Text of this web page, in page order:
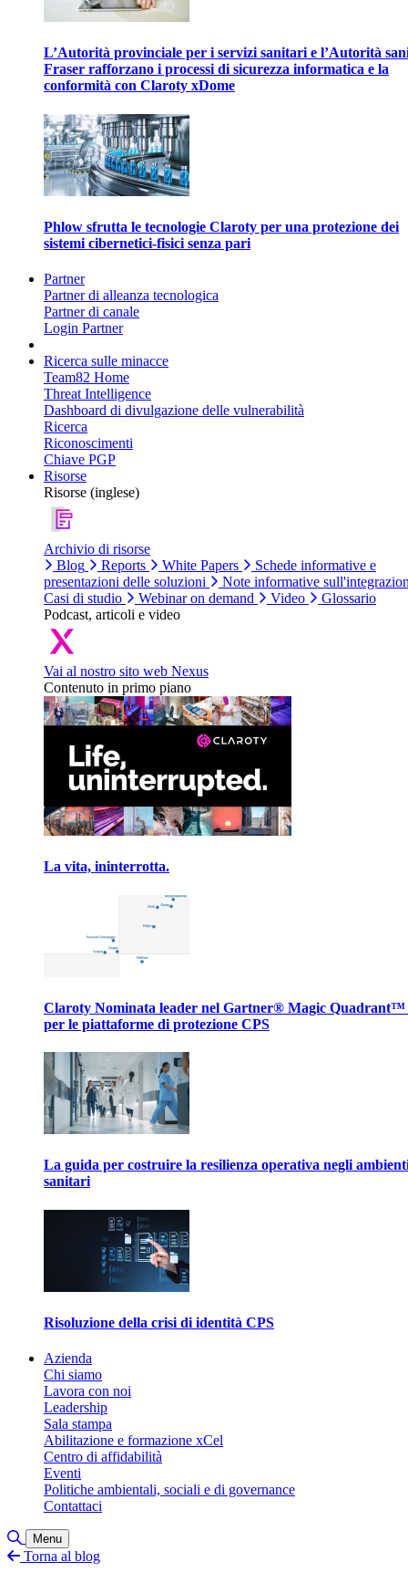
L’Autorità provinciale per i servizi sanitari e l’Autorità
Fraser rafforzano i processi di sicurezza informatica e la
conformità con Claroty xDome
Phlow sfrutta le tecnologie Claroty per una protezione dei
sistemi cibernetici-fisici senza pari
Partner
Partner di alleanza tecnologica
Partner di canale
Login Partner
Ricerca sulle minacce
Team82 Home
Threat Intelligence
Dashboard di divulgazione delle vulnerabilità
Ricerca
Riconoscimenti
Chiave PGP
Risorse
Risorse (inglese)
Archivio di risorse
Blog
Reports White Papers
Schede informative e
presentazioni delle soluzioni
Note informative
Casi di studio
Webinar on demand Video
Glossario
Podcast, articoli e video
Vai al nostro sito web Nexus
Contenuto in primo piano
La vita, ininterrotta.
Claroty Nominata leader nel Gartner® Magic Quadrant™
per le piattaforme di protezione CPS
La guida per costruire la resilienza operativa negli
sanitari
Risoluzione della crisi di identità CPS
Azienda
Chi siamo
Lavora con noi
Leadership
Sala stampa
Abilitazione e formazione xCel
Centro di affidabilità
Eventi
Politiche ambientali, sociali e di governance
Contattaci
Attiva/disattiva ricerca
Menu
Torna al blog